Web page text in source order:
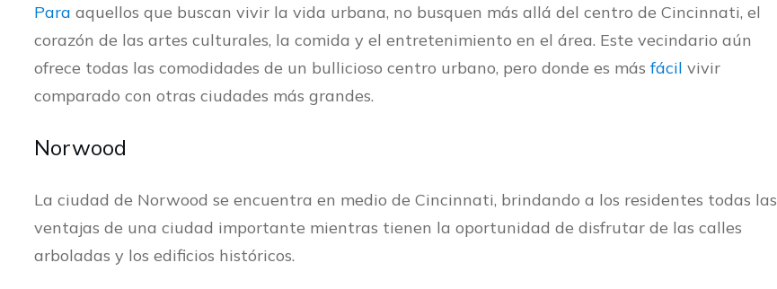
Para aquellos que buscan vivir la vida urbana, no busquen más allá del centro de Cincinnati, el
corazón de las artes culturales, la comida y el entretenimiento en el área. Este vecindario aún
ofrece todas las comodidades de un bullicioso centro urbano, pero donde es másfácil vivir
comparado con otras ciudades más grandes.
Norwood
La ciudad de Norwood se encuentra en medio de Cincinnati, brindando a los residentes todas las
ventajas de una ciudad importante mientras tienen la oportunidad de disfrutar de las calles
arboladas y los edificios históricos.